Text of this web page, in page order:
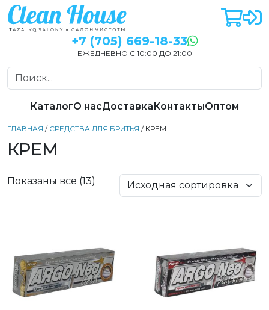
+7 (705) 669-18-33
ЕЖЕДНЕВНО С 10:00 ДО 21:00
КаталогО насДоставкаКонтактыОптом
ГЛАВНАЯ / СРЕДСТВА ДЛЯ БРИТЬЯ / КРЕМ
КРЕМ
Показаны все (13)